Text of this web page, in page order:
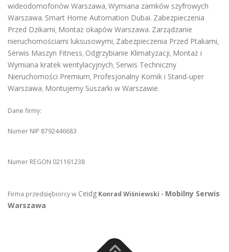
wideodomofonów Warszawa, Wymiana zamków szyfrowych
Warszawa. Smart Home Automation Dubai. Zabezpieczenia
Przed Dzikami, Montaż okapów Warszawa. Zarządzanie
nieruchomościami luksusowymi, Zabezpieczenia Przed Ptakami,
Serwis Maszyn Fitness, Odgrzybianie Klimatyzacji, Montaż i
Wymiana kratek wentylacyjnych, Serwis Techniczny
Nieruchomości Premium, Profesjonalny Komik i Stand-uper
Warszawa, Montujemy Suszarki w Warszawie.
Dane firmy:
Numer NIP 8792446683
Numer REGON 021161238
Firma przedsiębiorcy w Ceidg Konrad Wiśniewski - Mobilny Serwis
Warszawa